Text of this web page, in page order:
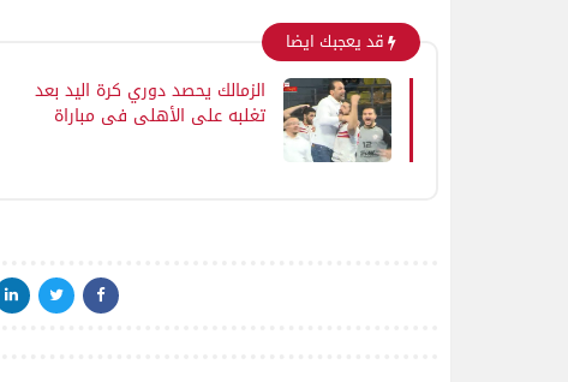
قد يعجبك ايضا
الزمالك يحصد دوري كرة اليد بعد
تغلبه على الأهلي في مباراة